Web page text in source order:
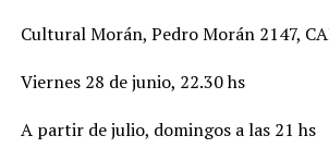
Cultural Morán, Pedro Morán 2147,
Viernes 28 de junio, 22.30 hs
A partir de julio, domingos a las 21 hs